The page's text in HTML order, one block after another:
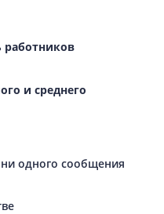
работников
и среднего
одного сообщения